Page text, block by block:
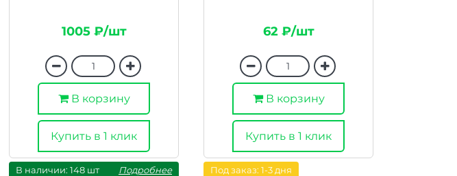
1005 ₽/шт
В корзину
Купить в 1 клик
62 ₽/шт
В корзину
Купить в 1 клик
В наличии: 148 шт Подробнее Под заказ: 1-3 дня